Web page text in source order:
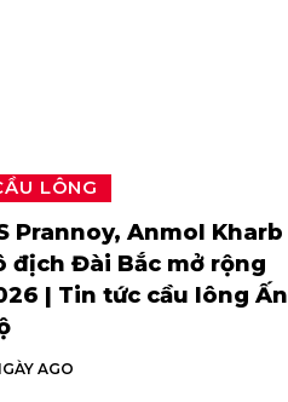
LÔNG
Prannoy, Anmol Kharb
địch Đài Bắc mở rộng
| Tin tức cầu lông Ấn
AGO